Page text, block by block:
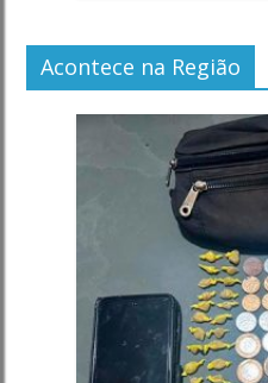
Acontece na Região